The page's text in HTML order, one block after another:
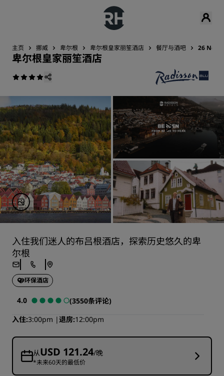
主页 挪威 卑尔根 卑尔根皇家丽笙酒店 餐厅与酒吧 26 North
卑尔根皇家丽笙酒店
入住我们迷人的布吕根酒店，探索历史悠久的卑
尔根
环保酒店
4.0
(3550条评论)
入住 3:00pm 退房 12:00pm
从USD 121.24/晚
*未来60天的最低价